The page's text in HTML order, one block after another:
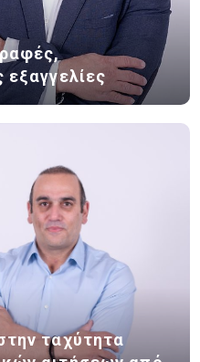
ταχύτητα